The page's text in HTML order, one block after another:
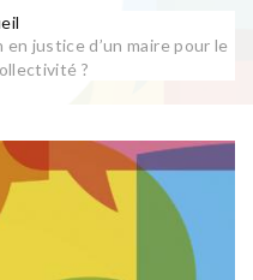
justice d’un maire pour le
?